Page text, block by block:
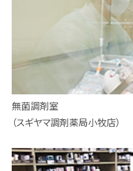
無菌調剤室
（スギヤマ調剤薬局小牧店）